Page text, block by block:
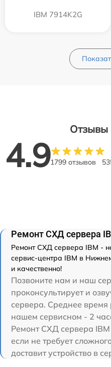
IBM 7914K2G
Отзывы
4.91799 отзывов
Ремонт СХД сервера
Ремонт СХД сервера IBM -
сервис-центра IBM в
и качественно!
Позвоните нам и наш
проконсультирует и
сервера. Среднее время
нашем сервисном - 2
Ремонт СХД сервера
если не требует
доставит устройство в